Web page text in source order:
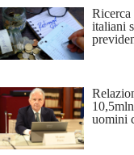
italiani
uomini